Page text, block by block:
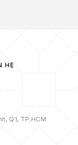
HỆ
Q1, TP.HCM